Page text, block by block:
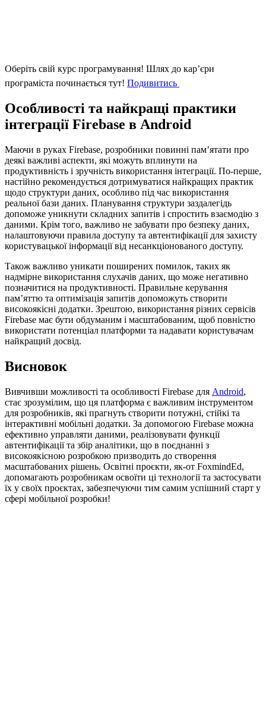
Оберіть свій курс програмування! Шлях до кар’єри
програміста починається тут! Подивитись
Особливості та найкращі практики
інтеграції Firebase в Android
Маючи в руках Firebase, розробники повинні пам’ятати про
деякі важливі аспекти, які можуть вплинути на
продуктивність і зручність використання інтеграції. По-перше,
настійно рекомендується дотримуватися найкращих практик
щодо структури даних, особливо під час використання
реальної бази даних. Планування структури заздалегідь
допоможе уникнути складних запитів і спростить взаємодію з
даними. Крім того, важливо не забувати про безпеку даних,
налаштовуючи правила доступу та автентифікації для захисту
користувацької інформації від несанкціонованого доступу.
Також важливо уникати поширених помилок, таких як
надмірне використання слухачів даних, що може негативно
позначитися на продуктивності. Правильне керування
пам’яттю та оптимізація запитів допоможуть створити
високоякісні додатки. Зрештою, використання різних сервісів
Firebase має бути обдуманим і масштабованим, щоб повністю
використати потенціал платформи та надавати користувачам
найкращий досвід.
Висновок
Вивчивши можливості та особливості Firebase для Android,
стає зрозумілим, що ця платформа є важливим інструментом
для розробників, які прагнуть створити потужні, стійкі та
інтерактивні мобільні додатки. За допомогою Firebase можна
ефективно управляти даними, реалізовувати функції
автентифікації та збір аналітики, що в поєднанні з
високоякісною розробкою призводить до створення
масштабованих рішень. Освітні проєкти, як-от FoxmindEd,
допомагають розробникам освоїти ці технології та застосувати
їх у своїх проєктах, забезпечуючи тим самим успішний старт у
сфері мобільної розробки!